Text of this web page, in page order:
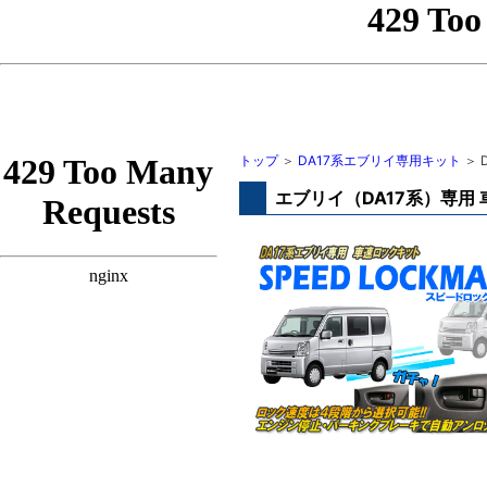
トップ＞ DA17系エブリイ専用キット ＞
エブリイ（DA17系）専用